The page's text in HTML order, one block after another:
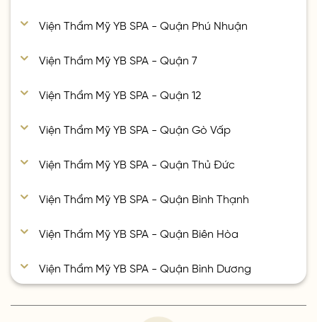
Viện Thẩm Mỹ YB SPA - Quận Phú Nhuận
Viện Thẩm Mỹ YB SPA - Quận 7
Viện Thẩm Mỹ YB SPA - Quận 12
Viện Thẩm Mỹ YB SPA - Quận Gò Vấp
Viện Thẩm Mỹ YB SPA - Quận Thủ Đức
Viện Thẩm Mỹ YB SPA - Quận Bình Thạnh
Viện Thẩm Mỹ YB SPA - Quận Biên Hòa
Viện Thẩm Mỹ YB SPA - Quận Bình Dương